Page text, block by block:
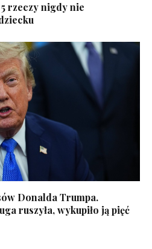
rzeczy nigdy nie
Donalda Trumpa.
ruszyła, wykupiło ją pięć